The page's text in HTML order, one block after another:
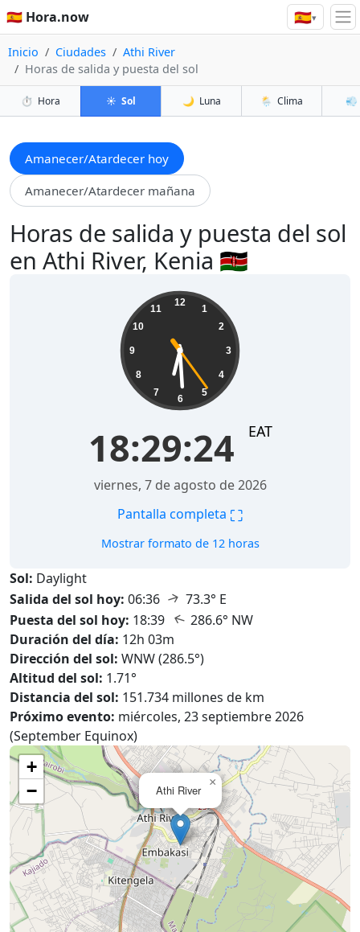
🇪🇸 Hora.now 🇪🇸▾
Inicio Ciudades
Athi River
Horas de salida y puesta del sol
⏱️ Hora ☀️ Sol 🌙 Luna 🌦️ Clima 💨
Amanecer/Atardecer hoy
Amanecer/Atardecer mañana
Horas de salida y puesta del sol
en Athi River, Kenia 🇰🇪
12
1
2
3
4
5
6
7
8
9
10
11
18:29:26 EAT
viernes, 7 de agosto de 2026
Pantalla completa ⛶
Mostrar formato de 12 horas
Sol: Daylight
Salida del sol hoy: 06:36 ↑ 73.3° E
Puesta del sol hoy: 18:39 ↑ 286.6° NW
Duración del día: 12h 03m
Dirección del sol: WNW (286.5°)
Altitud del sol: 1.71°
Distancia del sol: 151.734 millones de km
Próximo evento: miércoles, 23 septiembre 2026
(September Equinox)
Athi River
×
+
−